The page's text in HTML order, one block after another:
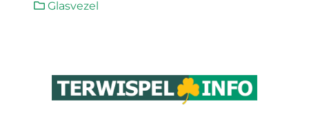
Glasvezel